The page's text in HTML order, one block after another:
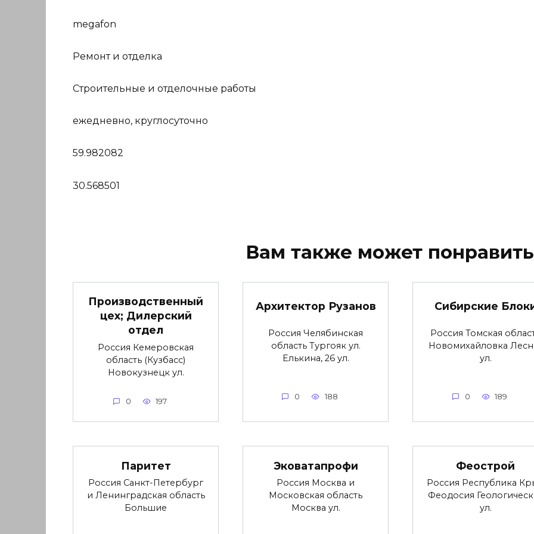
megafon
Ремонт и отделка
Строительные и отделочные работы
ежедневно, круглосуточно
59.982082
30.568501
Вам также может
Производственный
цех; Дилерский
отдел
Россия Кемеровская
область (Кузбасс)
Новокузнецк ул.
0 197
Архитектор Рузанов
Россия Челябинская
область Тургояк ул.
Елькина, 26 ул.
0 188
Сибирские
Россия Томская
Новомихайловка
ул.
0 189
Паритет
Россия Санкт-Петербург
и Ленинградская область
Большие
Эковатапрофи
Россия Москва и
Московская область
Москва ул.
Феострой
Россия Республика
Феодосия
ул.